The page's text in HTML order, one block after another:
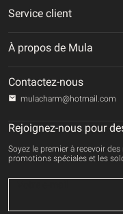
Service client
Politique de confidentialité
Conditions d'utilisation
Mode de paiement
À propos de Mula
Suivre votre commande
Contactez-nous
Contactez-nous
mulacharm@hotmail.com
Rejoignez-nous pour
Soyez le premier à recevoir
promotions spéciales et les